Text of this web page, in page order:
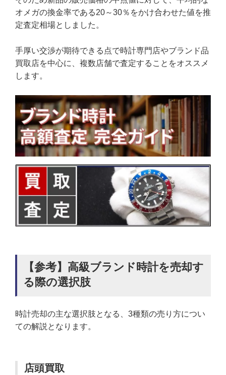
オメガの換金率である20～30％をかけ合わせた値を推
定査定相場としました。
手厚い交渉が期待できる点で時計専門店やブランド品
買取店を中心に、複数店舗で査定することをオススメ
します。
【参考】高級ブランド時計を売却す
る際の選択肢
時計売却の主な選択肢となる、3種類の売り方につい
ての解説となります。
店頭買取